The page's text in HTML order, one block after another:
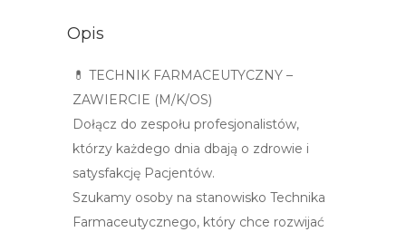
Opis
💊 TECHNIK FARMACEUTYCZNY –
ZAWIERCIE (M/K/OS)
Dołącz do zespołu profesjonalistów,
którzy każdego dnia dbają o zdrowie i
satysfakcję Pacjentów.
Szukamy osoby na stanowisko Technika
Farmaceutycznego, który chce rozwijać